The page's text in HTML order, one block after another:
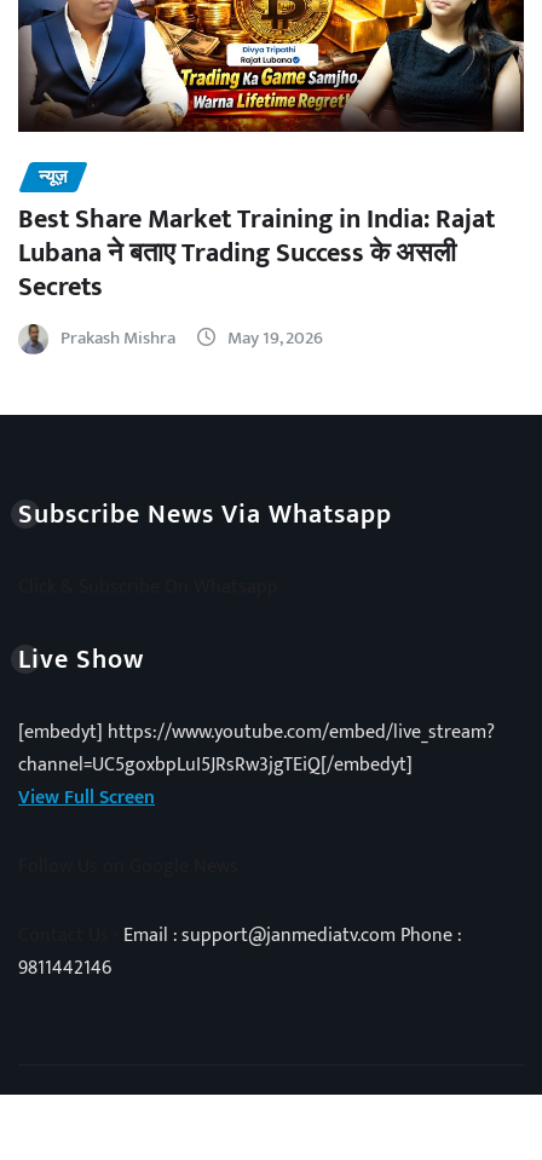
न्यूज़
Best Share Market Training in India: Rajat
Lubana ने बताए Trading Success के असली
Secrets
Prakash Mishra May 19, 2026
Subscribe News Via Whatsapp
Live Show
[embedyt] https://www.youtube.com/embed/live_stream?
channel=UC5goxbpLuI5JRsRw3jgTEiQ[/embedyt]
View Full Screen
Email : support@janmediatv.com Phone :
9811442146